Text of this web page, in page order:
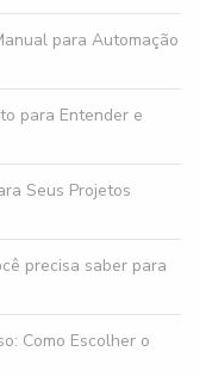
para Automação
para Entender e
Seus Projetos
precisa saber para
Como Escolher o